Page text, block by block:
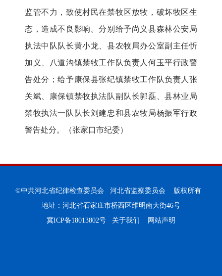
监管不力，致使村民在禁牧区放牧，破坏牧区生
态，造成不良影响。分别给予尚义县森林公安局
执法中队队长黄小龙、县农牧局办公室副主任忻
加义、八道沟镇禁牧工作队负责人何玉平行政警
告处分；给予康保县张纪镇禁牧工作队负责人张
关斌、康保镇禁牧执法队副队长郭磊、县林业局
禁牧执法一队队长刘建忠和县农牧局杨振军行政
警告处分。（张家口市纪委）
©中共河北省纪律检查委员会 河北省监察委员会 版权所有
地址：河北省石家庄市桥西区维明南大街46号
冀ICP备18013802号
关于我们 网站声明